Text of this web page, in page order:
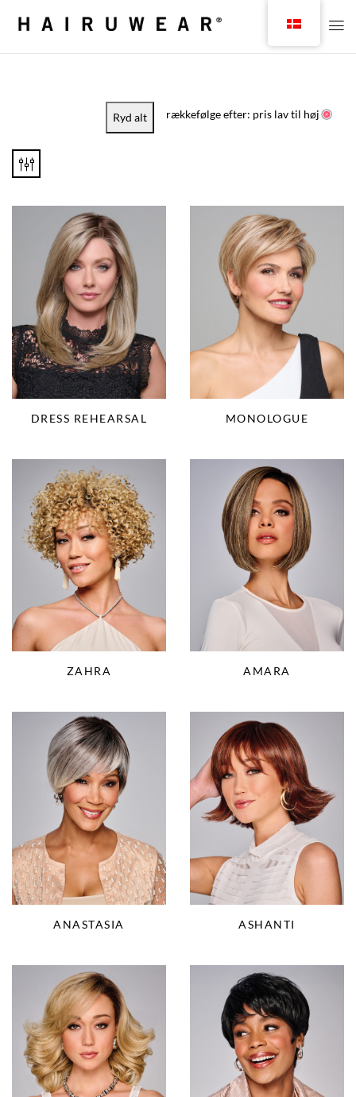
Ryd alt rækkefølge efter: pris lav til høj
DRESS REHEARSAL MONOLOGUE
ZAHRA AMARA
ANASTASIA ASHANTI